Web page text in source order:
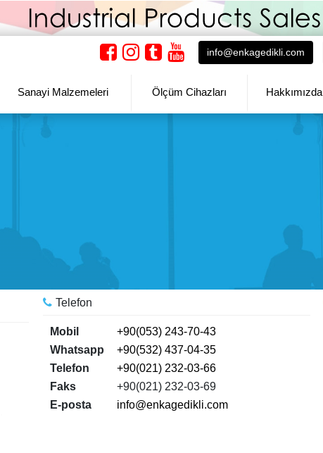
info@enkagedikli.com
Sanayi Malzemeleri Ölçüm Cihazları Hakkımızda
Telefon
Mobil
+90(053) 243-70-43
Whatsapp
+90(532) 437-04-35
Telefon
+90(021) 232-03-66
Faks
+90(021) 232-03-69
E-posta
info@enkagedikli.com